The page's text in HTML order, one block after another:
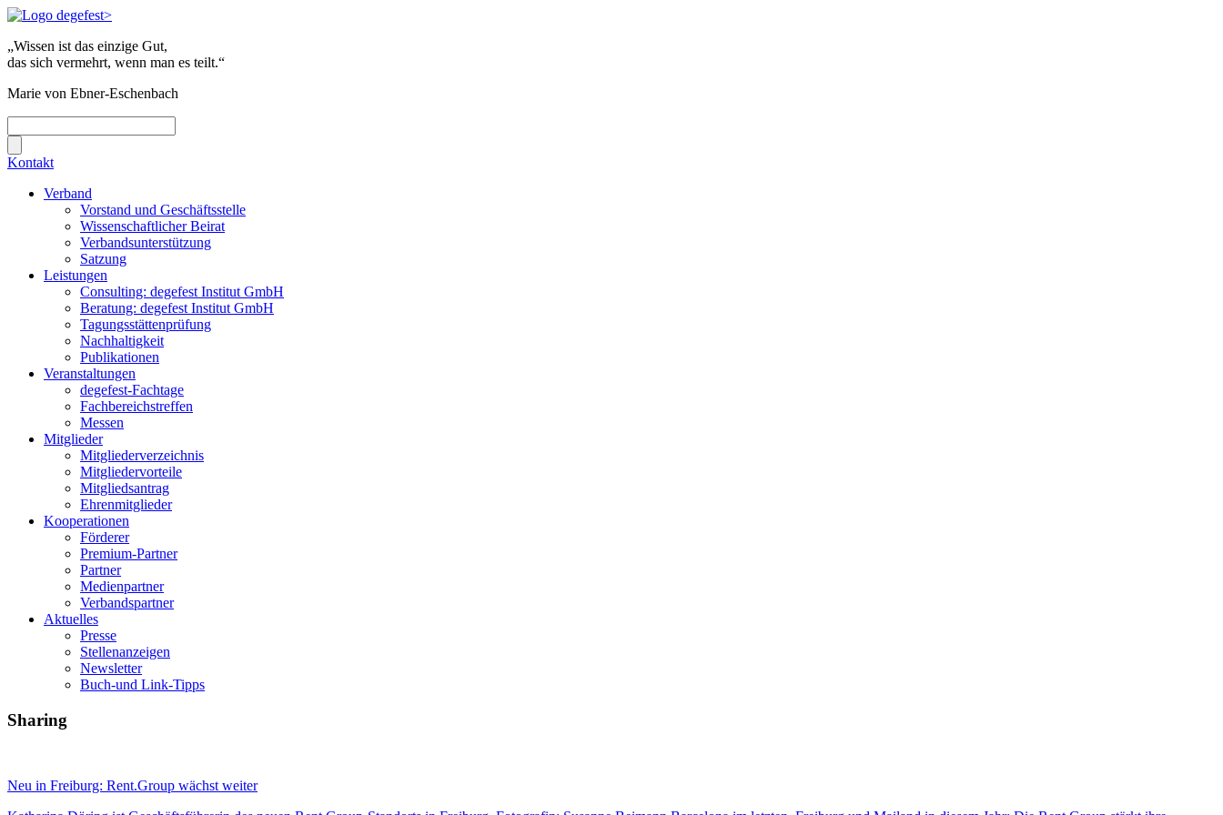
„Wissen ist das einzige Gut,
das sich vermehrt, wenn man es teilt.“
Marie von Ebner-Eschenbach
Kontakt
Verband
Vorstand und Geschäftsstelle
Wissenschaftlicher Beirat
Verbandsunterstützung
Satzung
Leistungen
Consulting: degefest Institut GmbH
Beratung: degefest Institut GmbH
Tagungsstättenprüfung
Nachhaltigkeit
Publikationen
Veranstaltungen
degefest-Fachtage
Fachbereichstreffen
Messen
Mitglieder
Mitgliederverzeichnis
Mitgliedervorteile
Mitgliedsantrag
Ehrenmitglieder
Kooperationen
Förderer
Premium-Partner
Partner
Medienpartner
Verbandspartner
Aktuelles
Presse
Stellenanzeigen
Newsletter
Buch-und Link-Tipps
Sharing
Neu in Freiburg: Rent.Group wächst weiter